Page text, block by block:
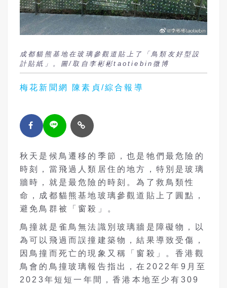
成都貓熊基地在玻璃參觀道貼上了「鳥類友好型設
計貼紙」。圖/取自李彬彬taotiebin微博
梅花新聞網 陳素貞/綜合報導
秋天是候鳥遷移的季節，也是牠們最危險的
時刻，當飛過人類居住的地方，特別是玻璃
牆時，就是最危險的時刻。為了救鳥類性
命，成都貓熊基地玻璃參觀道貼上了圓點，
避免鳥群被「窗殺」。
鳥撞就是雀鳥無法識別玻璃牆是障礙物，以
為可以飛過而誤撞建築物，結果導致受傷，
因鳥撞而死亡的現象又稱「窗殺」。香港觀
鳥會的鳥撞玻璃報告指出，在2022年9月至
2023年短短一年間，香港本地至少有309